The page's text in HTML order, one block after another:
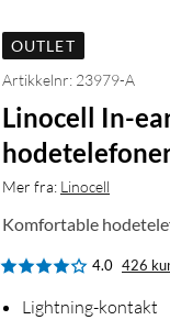
OUTLET
Artikkelnr: 23979-A
Linocell In-
Mer fra: Linocell
Komfortable
4.0 426
Lightning-kontakt